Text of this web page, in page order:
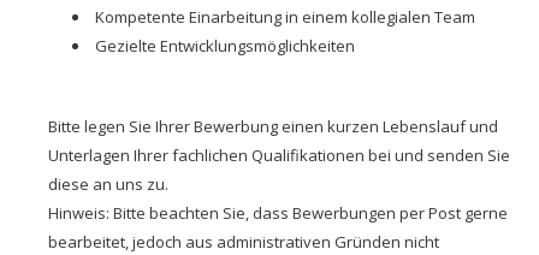
Kompetente Einarbeitung in einem kollegialen Team
Gezielte Entwicklungsmöglichkeiten
Bitte legen Sie Ihrer Bewerbung einen kurzen Lebenslauf und
Unterlagen Ihrer fachlichen Qualifikationen bei und senden Sie
diese an uns zu.
Hinweis: Bitte beachten Sie, dass Bewerbungen per Post gerne
bearbeitet, jedoch aus administrativen Gründen nicht